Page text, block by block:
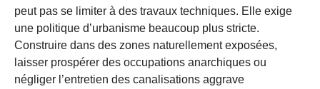
peut pas se limiter à des travaux techniques. Elle exige
une politique d’urbanisme beaucoup plus stricte.
Construire dans des zones naturellement exposées,
laisser prospérer des occupations anarchiques ou
négliger l’entretien des canalisations aggrave